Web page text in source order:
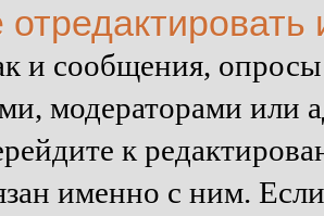
и сообщения, опросы
модераторами или
к
именно с ним.